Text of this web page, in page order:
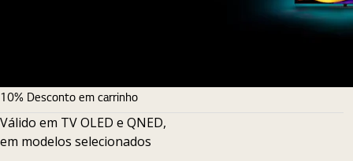
10% Desconto em carrinho
Válido em TV OLED e QNED,
em modelos selecionados